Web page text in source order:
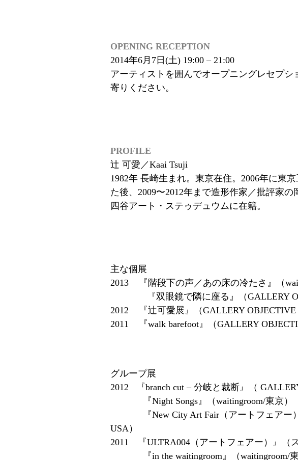
OPENING RECEPTION
2014年6月7日(土) 19:00 – 21:00
アーティストを囲んでオープニングレセプ
寄りください。
PROFILE
辻 可愛／Kaai Tsuji
1982年 長崎生まれ。東京在住。2006年に東
た後、2009〜2012年まで造形作家／批評家
四谷アート・ステゥデュウムに在籍。
主な個展
2013 『階段下の声／あの床の冷たさ』（
『双眼鏡で隣に座る』（GALLERY
2012 『辻可愛展』（GALLERY OBJECTIVE
2011 『walk barefoot』（GALLERY
グループ展
2012 『branch cut – 分岐と裁断』（
『Night Songs』（waitingroom/東京） 『
『New City Art Fair（アートフェアー）
USA）
2011 『ULTRA004（アートフェアー）』（
『in the waitingroom』（waitingroom/東